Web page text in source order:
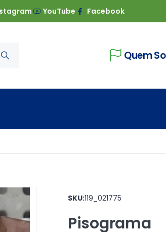
YouTube Facebook
Quem
SKU:119_021775
Pisograma